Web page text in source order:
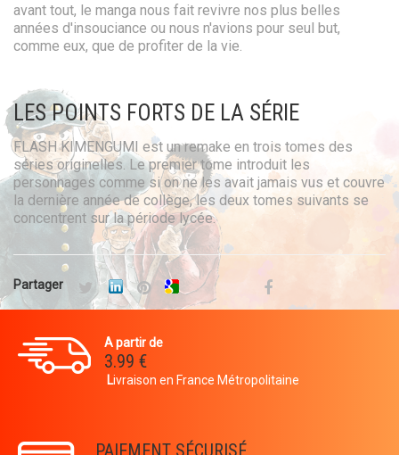
avant tout, le manga nous fait revivre nos plus belles
années d'insouciance ou nous n'avions pour seul but,
comme eux, que de profiter de la vie.
LES POINTS FORTS DE LA SÉRIE
FLASH KIMENGUMI est un remake en trois tomes des
séries originelles. Le premier tome introduit les
personnages comme si on ne les avait jamais vus et couvre
la dernière année de collège, les deux tomes suivants se
concentrent sur la période lycée.
Partager
A partir de
3.99 €
Livraison en France Métropolitaine